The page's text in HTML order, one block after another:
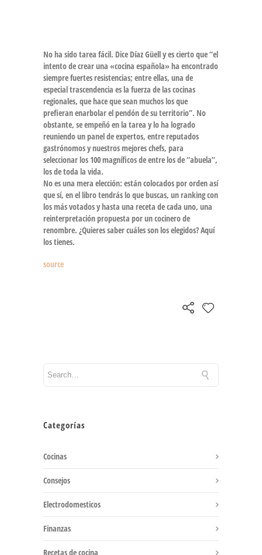
No ha sido tarea fácil. Dice Díaz Güell y es cierto que “el
intento de crear una «cocina española» ha encontrado
siempre fuertes resistencias; entre ellas, una de
especial trascendencia es la fuerza de las cocinas
regionales, que hace que sean muchos los que
prefieran enarbolar el pendón de su territorio”. No
obstante, se empeñó en la tarea y lo ha logrado
reuniendo un panel de expertos, entre reputados
gastrónomos y nuestros mejores chefs, para
seleccionar los 100 magníficos de entre los de “abuela”,
los de toda la vida.
No es una mera elección: están colocados por orden así
que sí, en el libro tendrás lo que buscas, un ranking con
los más votados y hasta una receta de cada uno, una
reinterpretación propuesta por un cocinero de
renombre. ¿Quieres saber cuáles son los elegidos? Aquí
los tienes.
source
Categorías
Cocinas
Consejos
Electrodomesticos
Finanzas
Recetas de cocina